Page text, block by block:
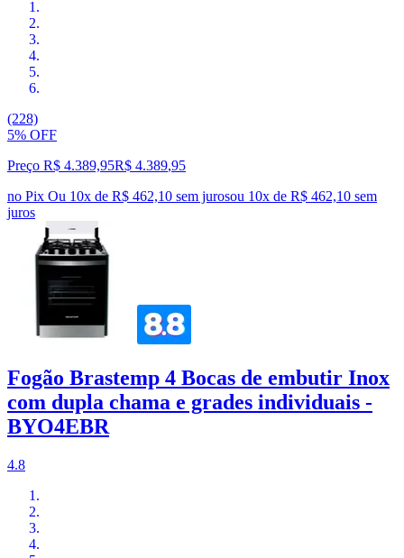
(228)
5% OFF
Preço R$ 4.389,95R$ 4.389,95
no Pix Ou 10x de R$ 462,10 sem jurosou 10x de R$ 462,10 sem
juros
Fogão Brastemp 4 Bocas de embutir Inox
com dupla chama e grades individuais -
BYO4EBR
4.8